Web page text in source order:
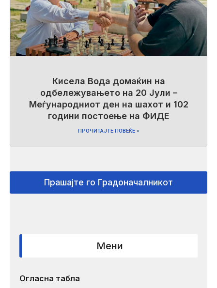
Кисела Вода домаќин на
одбележувањето на 20 Јули –
Меѓународниот ден на шахот и 102
години постоење на ФИДЕ
ПРОЧИТАЈТЕ ПОВЕЌЕ »
Прашајте го Градоначалникот
Мени
Огласна табла